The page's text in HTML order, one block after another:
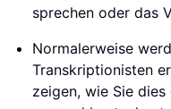
sprechen oder das
Normalerweise
Transkriptionisten
zeigen, wie Sie